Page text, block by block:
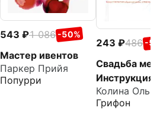
543 1 086 -50%
Мастер ивентов
Паркер Прийя
Попурри
243 486 -
Свадьба
Инструкция
воплощению
Колина Ольга
Грифон